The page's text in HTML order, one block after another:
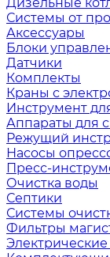
Системы от
Аксессуары
Блоки
Датчики
Комплекты
Краны с
Инструмент
Аппараты для
Режущий
Насосы
Пресс-
Очистка воды
Септики
Системы
Фильтры